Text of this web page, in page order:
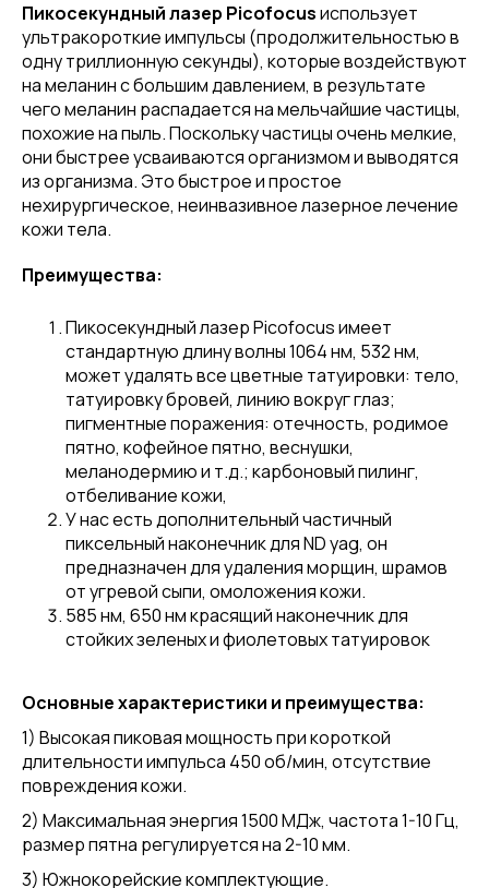
Пикосекундный лазер Picofocusиспользует
ультракороткие импульсы (продолжительностью в
одну триллионную секунды), которые воздействуют
на меланин с большим давлением, в результате
чего меланин распадается на мельчайшие частицы,
похожие на пыль. Поскольку частицы очень мелкие,
они быстрее усваиваются организмом и выводятся
из организма. Это быстрое и простое
нехирургическое, неинвазивное лазерное лечение
кожи тела.
Преимущества:
Пикосекундный лазер Picofocus имеет
стандартную длину волны 1064 нм, 532 нм,
может удалять все цветные татуировки: тело,
татуировку бровей, линию вокруг глаз;
пигментные поражения: отечность, родимое
пятно, кофейное пятно, веснушки,
меланодермию и т.д.; карбоновый пилинг,
отбеливание кожи,
У нас есть дополнительный частичный
пиксельный наконечник для ND yag, он
предназначен для удаления морщин, шрамов
от угревой сыпи, омоложения кожи.
585 нм, 650 нм красящий наконечник для
стойких зеленых и фиолетовых татуировок
Основные характеристики и преимущества:
1) Высокая пиковая мощность при короткой
длительности импульса 450 об/мин, отсутствие
повреждения кожи.
2) Максимальная энергия 1500 МДж, частота 1-10 Гц,
размер пятна регулируется на 2-10 мм.
3) Южнокорейские комплектующие.